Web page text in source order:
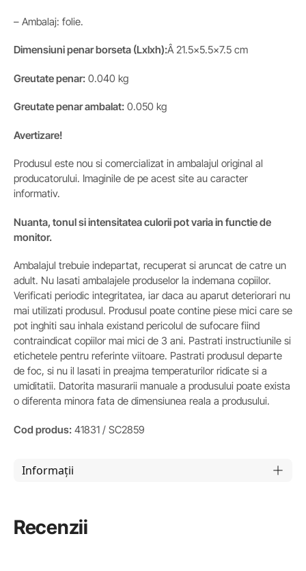
– Ambalaj: folie.
Dimensiuni penar borseta (Lxlxh):Â 21.5×5.5×7.5 cm
Greutate penar: 0.040 kg
Greutatepenarambalat: 0.050 kg
Avertizare!
Produsul este nou si comercializat in ambalajul original al
producatorului. Imaginile de pe acest site au caracter
informativ.
Nuanta, tonul si intensitatea culorii pot varia in functie de
monitor.
Ambalajul trebuie indepartat, recuperat si aruncat de catre un
adult. Nu lasati ambalajele produselor la indemana copiilor.
Verificati periodic integritatea, iar daca au aparut deteriorari nu
mai utilizati produsul. Produsul poate contine piese mici care se
pot inghiti sau inhala existand pericolul de sufocare fiind
contraindicat copiilor mai mici de 3 ani. Pastrati instructiunile si
etichetele pentru referinte viitoare. Pastrati produsul departe
de foc, si nu il lasati in preajma temperaturilor ridicate si a
umiditatii. Datorita masurarii manuale a produsului poate exista
o diferenta minora fata de dimensiunea reala a produsului.
Cod produs: 41831 / SC2859
Informații
Recenzii